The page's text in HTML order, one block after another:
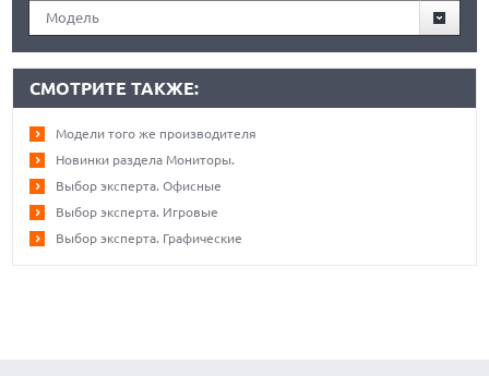
Модель
СМОТРИТЕ ТАКЖЕ:
Модели того же производителя
Новинки раздела Мониторы.
Выбор эксперта. Офисные
Выбор эксперта. Игровые
Выбор эксперта. Графические